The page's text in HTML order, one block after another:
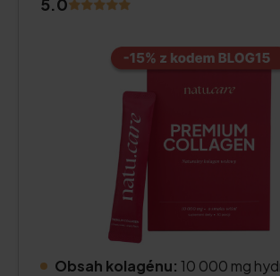
Obsah kolagénu: 10 000 mg